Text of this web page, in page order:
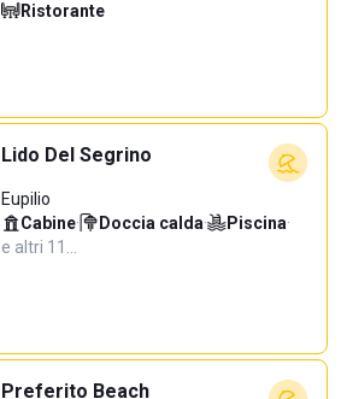
Ristorante
Lido Del Segrino
Eupilio
Cabine· Doccia calda· Piscina·
e altri 11…
Preferito Beach